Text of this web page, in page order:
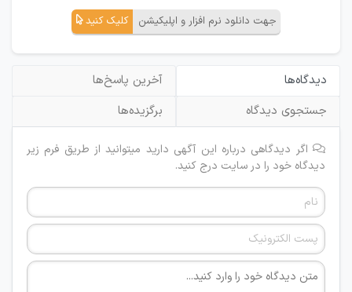
جهت دانلود نرم افزار و اپلیکیشن کلیک کنید
دیدگاه‌ها
آخرین پاسخ‌ها
جستجوی دیدگاه
برگزیده‌ها
اگر دیدگاهی درباره این آگهی دارید میتوانید از طریق فرم زیر
دیدگاه خود را در سایت درج کنید.